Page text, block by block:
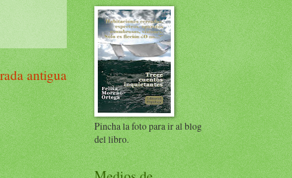
antigua
Pincha la foto para ir al blog
del libro.